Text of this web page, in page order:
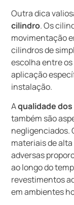
Outra dica
cilindro. Os
movimentação
cilindros de
escolha entre os
aplicação
instalação.
Aqualidade
também são
negligenciados.
materiais de
adversas
ao longo do
revestimentos
em ambientes